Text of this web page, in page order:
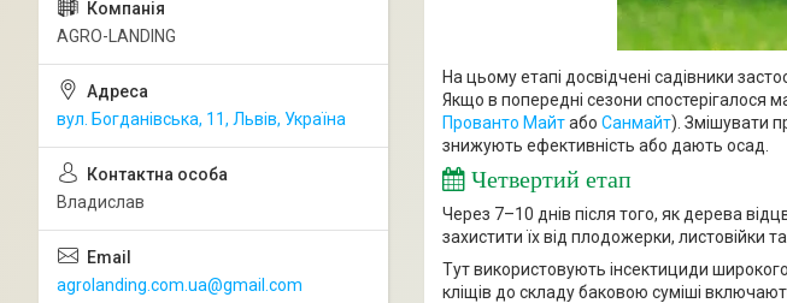
На цьому етапі досвідчені садівники
Якщо в попередні сезони
Прованто Майтабо Санмайт). Змішувати
знижують ефективність або дають осад.
Четвертий етап
Через 7–10 днів після того, як дерева
захистити їх від плодожерки, листовійки
Тут використовують інсектициди
кліщів до складу баковою суміші
AGRO-LANDING
вул. Богданівська, 11, Львів, Україна
Владислав
agrolanding.com.ua@gmail.com